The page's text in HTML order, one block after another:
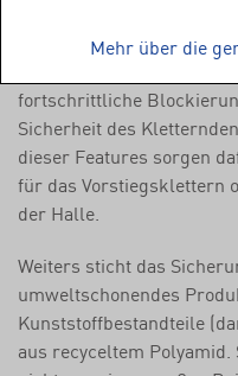
neue Sicherungsgerät
Seildurchlauf deutlich
fortschrittliche
Sicherheit des
dieser Features sorgen
für das Vorstiegsklettern
der Halle.
Weiters sticht das
umweltschonendes
Kunststoffbestandteile
aus recyceltem
Mehr über die